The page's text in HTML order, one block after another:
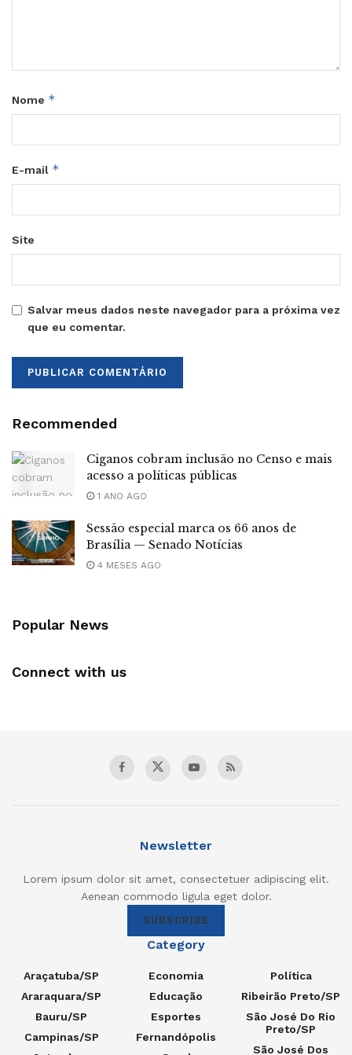
Nome *
E-mail *
Site
Salvar meus dados neste navegador para a próxima vez
que eu comentar.
Recommended
Ciganos cobram inclusão no Censo e mais
acesso a políticas públicas
1 ANO AGO
Sessão especial marca os 66 anos de
Brasília — Senado Notícias
4 MESES AGO
Popular News
Connect with us
Newsletter
Lorem ipsum dolor sit amet, consectetuer adipiscing elit.
Aenean commodo ligula eget dolor.
SUBSCRIBE
Category
Araçatuba/SP
Araraquara/SP
Bauru/SP
Campinas/SP
Economia
Educação
Esportes
Fernandópolis
Política
Ribeirão Preto/SP
São José Do Rio
Preto/SP
São José Dos